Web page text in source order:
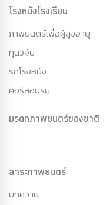
โรงหนังโรงเรียน
ภาพยนตร์เพื่อผู้สูงอายุ
ทุนวิจัย
รถโรงหนัง
คอร์สอบรม
มรดกภาพยนตร์ของชาติ
สาระภาพยนตร์
บทความ